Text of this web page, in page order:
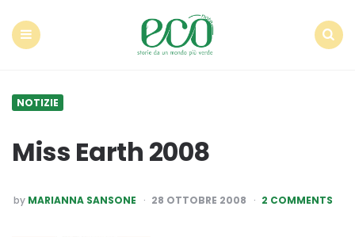
NOTIZIE
Miss Earth 2008
POSTED
BY
by MARIANNA SANSONE 28 OTTOBRE 2008 2 COMMENTS